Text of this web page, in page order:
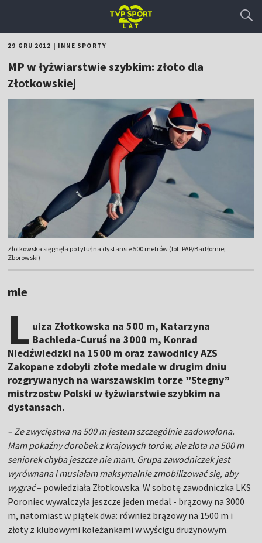
29 GRU 2012 INNE SPORTY
MP w łyżwiarstwie szybkim: złoto dla
Złotkowskiej
Złotkowska sięgnęła po tytuł na dystansie 500 metrów (fot. PAP/Bartłomiej
Zborowski)
mle
L uiza Złotkowska na 500 m, Katarzyna
Bachleda-Curuś na 3000 m, Konrad
Niedźwiedzki na 1500 m oraz zawodnicy AZS
Zakopane zdobyli złote medale w drugim dniu
rozgrywanych na warszawskim torze ”Stegny”
mistrzostw Polski w łyżwiarstwie szybkim na
dystansach.
– Ze zwycięstwa na 500 m jestem szczególnie zadowolona.
Mam pokaźny dorobek z krajowych torów, ale złota na 500 m
seniorek chyba jeszcze nie mam. Grupa zawodniczek jest
wyrównana i musiałam maksymalnie zmobilizować się, aby
wygrać– powiedziała Złotkowska. W sobotę zawodniczka LKS
Poroniec wywalczyła jeszcze jeden medal - brązowy na 3000
m, natomiast w piątek dwa: również brązowy na 1500 m i
złoty z klubowymi koleżankami w wyścigu drużynowym.